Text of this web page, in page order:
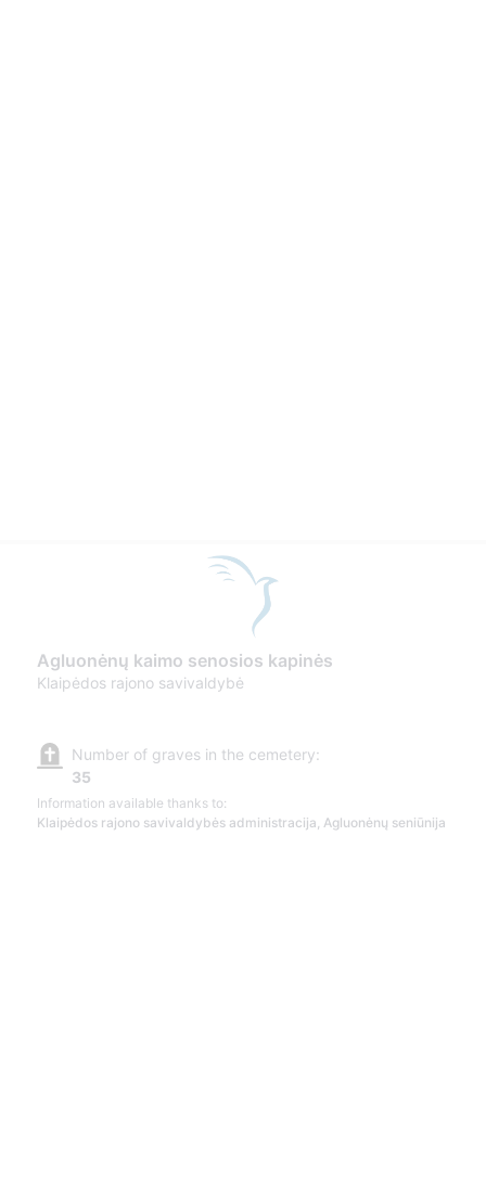
Agluonėnų kaimo senosios kapinės
Klaipėdos rajono savivaldybė
Number of graves in the cemetery:
35
Information available thanks to:
Klaipėdos rajono savivaldybės administracija, Agluonėnų seniūnija